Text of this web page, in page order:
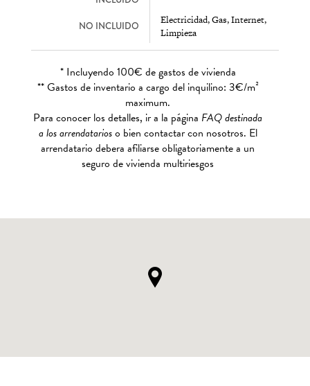
NO INCLUIDO
Electricidad, Gas, Internet,
Limpieza
* Incluyendo 100€ de gastos de vivienda
** Gastos de inventario a cargo del inquilino: 3€/m²
maximum.
Para conocer los detalles, ir a la página FAQ destinada
a los arrendatarioso bien contactar con nosotros. El
arrendatario debera afiliarse obligatoriamente a un
seguro de vivienda multiriesgos